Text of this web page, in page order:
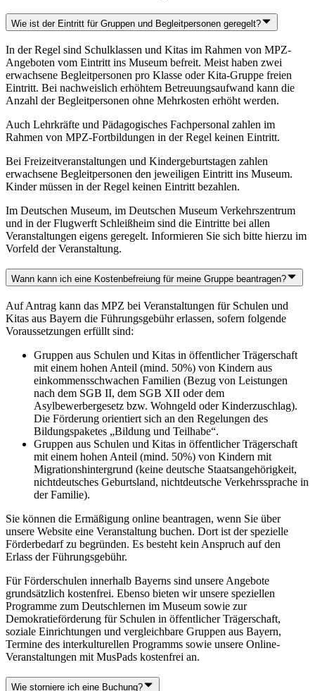
Wie ist der Eintritt für Gruppen und Begleitpersonen geregelt?
In der Regel sind Schulklassen und Kitas im Rahmen von MPZ-
Angeboten vom Eintritt ins Museum befreit. Meist haben zwei
erwachsene Begleitpersonen pro Klasse oder Kita-Gruppe freien
Eintritt. Bei nachweislich erhöhtem Betreuungsaufwand kann die
Anzahl der Begleitpersonen ohne Mehrkosten erhöht werden.
Auch Lehrkräfte und Pädagogisches Fachpersonal zahlen im
Rahmen von MPZ-Fortbildungen in der Regel keinen Eintritt.
Bei Freizeitveranstaltungen und Kindergeburtstagen zahlen
erwachsene Begleitpersonen den jeweiligen Eintritt ins Museum.
Kinder müssen in der Regel keinen Eintritt bezahlen.
Im Deutschen Museum, im Deutschen Museum Verkehrszentrum
und in der Flugwerft Schleißheim sind die Eintritte bei allen
Veranstaltungen eigens geregelt. Informieren Sie sich bitte hierzu im
Vorfeld der Veranstaltung.
Wann kann ich eine Kostenbefreiung für meine Gruppe beantragen?
Auf Antrag kann das MPZ bei Veranstaltungen für Schulen und
Kitas aus Bayern die Führungsgebühr erlassen, sofern folgende
Voraussetzungen erfüllt sind:
Gruppen aus Schulen und Kitas in öffentlicher Trägerschaft
mit einem hohen Anteil (mind. 50%) von Kindern aus
einkommensschwachen Familien (Bezug von Leistungen
nach dem SGB II, dem SGB XII oder dem
Asylbewerbergesetz bzw. Wohngeld oder Kinderzuschlag).
Die Förderung orientiert sich an den Regelungen des
Bildungspaketes „Bildung und Teilhabe“.
Gruppen aus Schulen und Kitas in öffentlicher Trägerschaft
mit einem hohen Anteil (mind. 50%) von Kindern mit
Migrationshintergrund (keine deutsche Staatsangehörigkeit,
nichtdeutsches Geburtsland, nichtdeutsche Verkehrssprache in
der Familie).
Sie können die Ermäßigung online beantragen, wenn Sie über
unsere Website eine Veranstaltung buchen. Dort ist der spezielle
Förderbedarf zu begründen. Es besteht kein Anspruch auf den
Erlass der Führungsgebühr.
Für Förderschulen innerhalb Bayerns sind unsere Angebote
grundsätzlich kostenfrei. Ebenso bieten wir unsere speziellen
Programme zum Deutschlernen im Museum sowie zur
Demokratieförderung für Schulen in öffentlicher Trägerschaft,
soziale Einrichtungen und vergleichbare Gruppen aus Bayern,
Termine des interkulturellen Programms sowie unsere Online-
Veranstaltungen mit MusPads kostenfrei an.
Wie storniere ich eine Buchung?